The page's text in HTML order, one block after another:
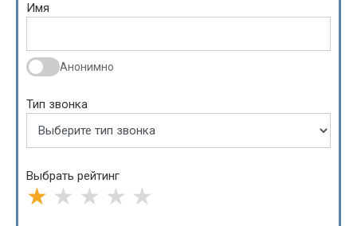
Имя
Анонимно
Тип звонка
Выбрать рейтинг
★ ★ ★ ★ ★